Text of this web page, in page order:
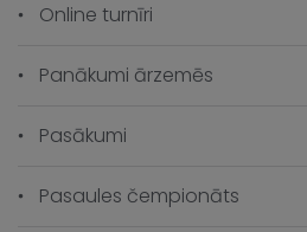
Online turnīri
Panākumi ārzemēs
Pasākumi
Pasaules čempionāts